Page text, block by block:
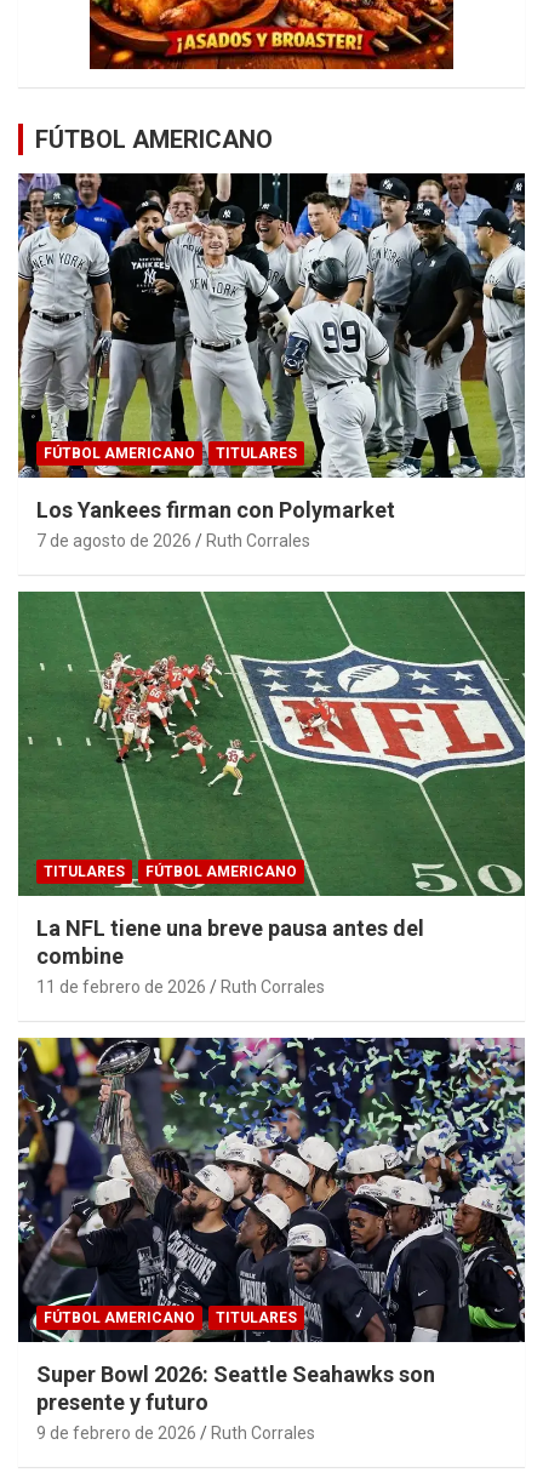
FÚTBOL AMERICANO
FÚTBOL AMERICANO TITULARES
Los Yankees firman con Polymarket
7 de agosto de 2026 Ruth Corrales
TITULARES FÚTBOL AMERICANO
La NFL tiene una breve pausa antes del
combine
11 de febrero de 2026 Ruth Corrales
FÚTBOL AMERICANO TITULARES
Super Bowl 2026: Seattle Seahawks son
presente y futuro
9 de febrero de 2026 Ruth Corrales